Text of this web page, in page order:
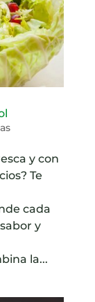
y con
Te
cada
y
la...